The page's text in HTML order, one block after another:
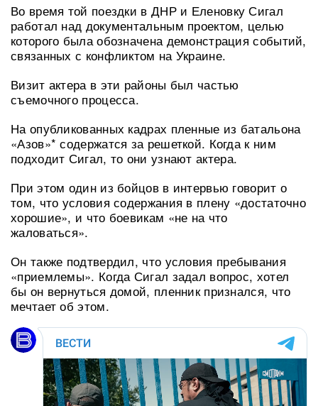
Во время той поездки в ДНР и Еленовку Сигал
работал над документальным проектом, целью
которого была обозначена демонстрация событий,
связанных с конфликтом на Украине.
Визит актера в эти районы был частью
съемочного процесса.
На опубликованных кадрах пленные из батальона
«Азов»* содержатся за решеткой. Когда к ним
подходит Сигал, то они узнают актера.
При этом один из бойцов в интервью говорит о
том, что условия содержания в плену «достаточно
хорошие», и что боевикам «не на что
жаловаться».
Он также подтвердил, что условия пребывания
«приемлемы». Когда Сигал задал вопрос, хотел
бы он вернуться домой, пленник признался, что
мечтает об этом.